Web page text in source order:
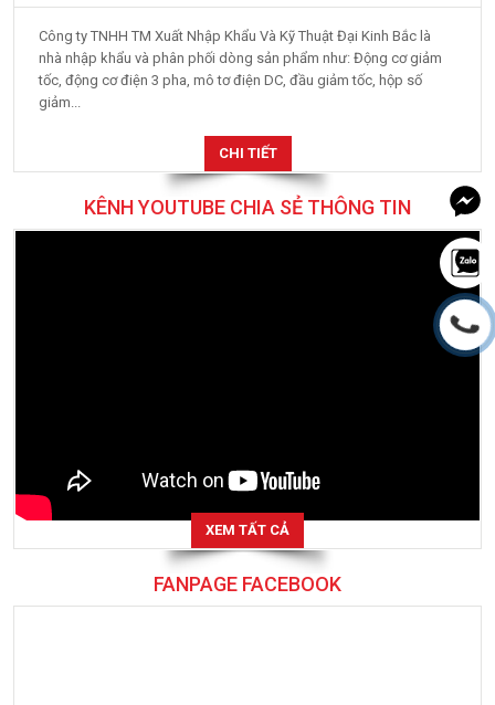
Thông tin công ty
Công ty TNHH TM Xuất Nhập Khẩu Và Kỹ Thuật Đại Kinh Bắc là
nhà nhập khẩu và phân phối dòng sản phẩm như: Động cơ giảm
tốc, động cơ điện 3 pha, mô tơ điện DC, đầu giảm tốc, hộp số
CHI TIẾT
KÊNH YOUTUBE CHIA SẺ THÔNG TIN
XEM TẤT CẢ
FANPAGE FACEBOOK